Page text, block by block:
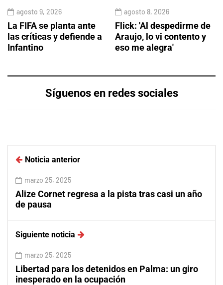
agosto 9, 2026
La FIFA se planta ante
las críticas y defiende a
Infantino
agosto 8, 2026
Flick: 'Al despedirme de
Araujo, lo vi contento y
eso me alegra'
Síguenos en redes sociales
Noticia anterior
marzo 25, 2025
Alize Cornet regresa a la pista tras casi un año
de pausa
Siguiente noticia
marzo 25, 2025
Libertad para los detenidos en Palma: un giro
inesperado en la ocupación